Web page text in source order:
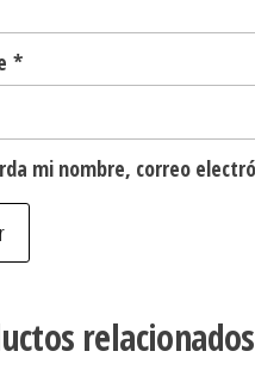
*
mi nombre, correo
relacionados